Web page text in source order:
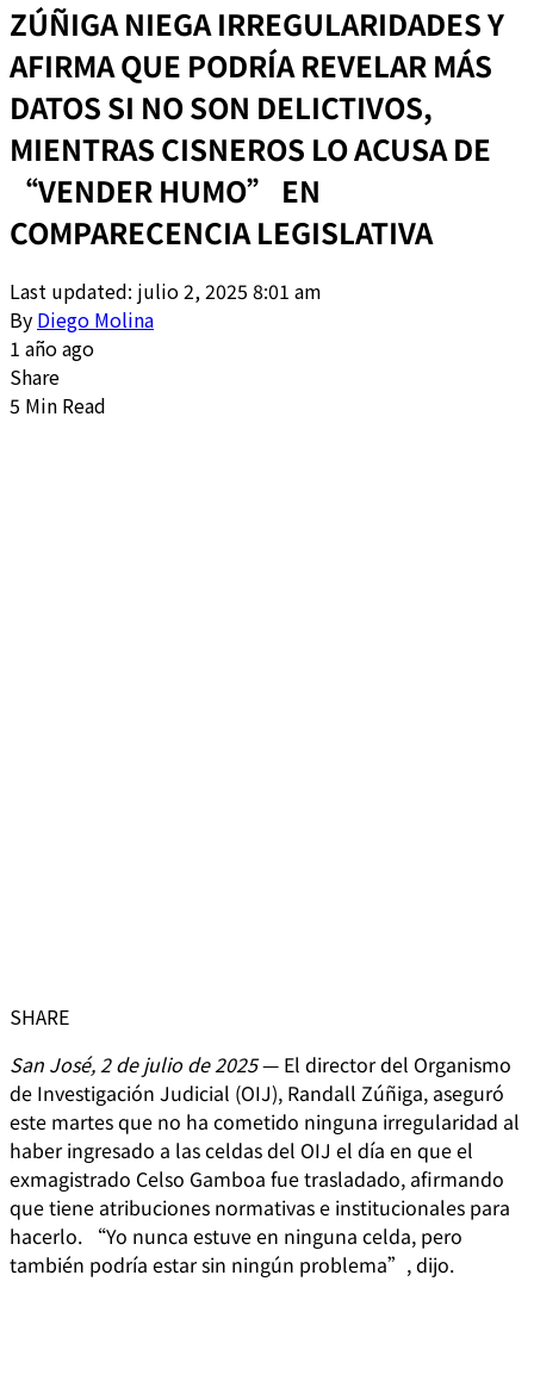
ZÚÑIGA NIEGA IRREGULARIDADES Y
AFIRMA QUE PODRÍA REVELAR MÁS
DATOS SI NO SON DELICTIVOS,
MIENTRAS CISNEROS LO ACUSA DE
“VENDER HUMO” EN
COMPARECENCIA LEGISLATIVA
Last updated: julio 2, 2025 8:01 am
By Diego Molina
1 año ago
Share
5 Min Read
SHARE
San José, 2 de julio de 2025— El director del Organismo
de Investigación Judicial (OIJ), Randall Zúñiga, aseguró
este martes que no ha cometido ninguna irregularidad al
haber ingresado a las celdas del OIJ el día en que el
exmagistrado Celso Gamboa fue trasladado, afirmando
que tiene atribuciones normativas e institucionales para
hacerlo. “Yo nunca estuve en ninguna celda, pero
también podría estar sin ningún problema”, dijo.